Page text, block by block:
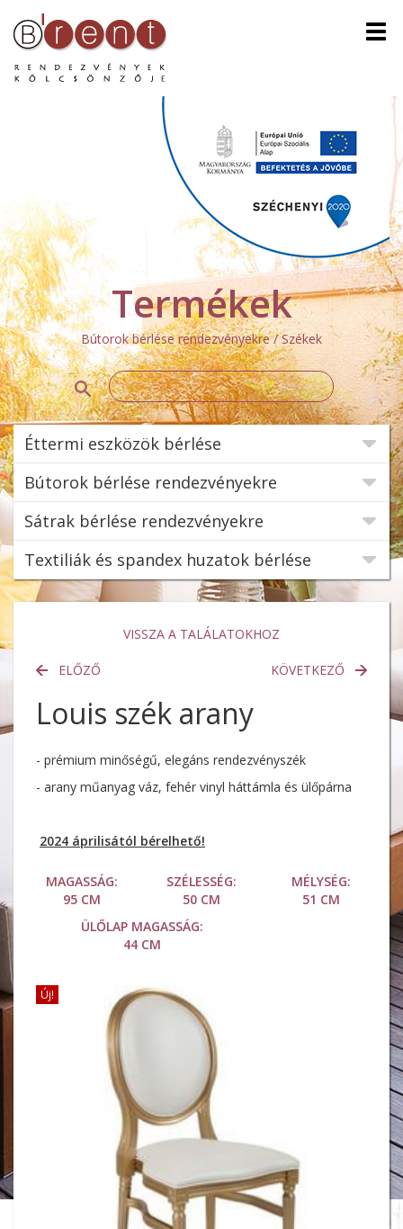
Termékek
Bútorok bérlése rendezvényekre / Székek
Éttermi eszközök bérlése
Bútorok bérlése rendezvényekre
Sátrak bérlése rendezvényekre
Textiliák és spandex huzatok bérlése
VISSZA A TALÁLATOKHOZ
ELŐZŐ KÖVETKEZŐ
Louis szék arany
- prémium minőségű, elegáns rendezvényszék
- arany műanyag váz, fehér vinyl háttámla és ülőpárna
2024 áprilisától bérelhető!
MAGASSÁG:
95 CM
SZÉLESSÉG:
50 CM
MÉLYSÉG:
51 CM
ÜLŐLAP MAGASSÁG:
44 CM
Új!